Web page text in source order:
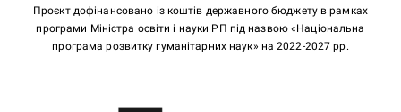
Проєкт дофінансовано із коштів державного бюджету в рамках
програми Міністра освіти і науки РП під назвою «Національна
програма розвитку гуманітарних наук» на 2022-2027 рр.